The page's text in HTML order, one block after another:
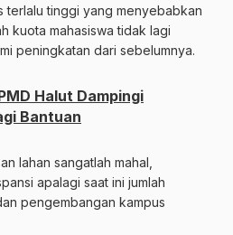
terlalu tinggi yang menyebabkan
kuota mahasiswa tidak lagi
peningkatan dari sebelumnya.
Halut Dampingi
Bantuan
lahan sangatlah mahal,
apalagi saat ini jumlah
pengembangan kampus